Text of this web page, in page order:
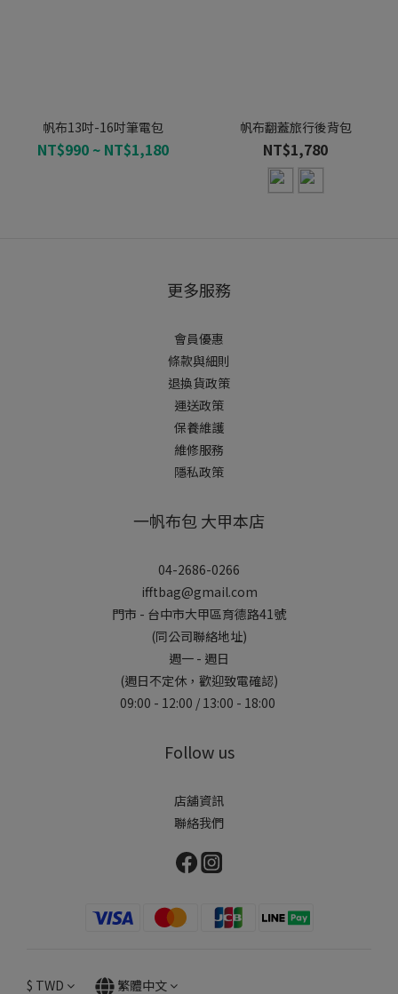
帆布13吋-16吋筆電包
NT$990 ~ NT$1,180
帆布翻蓋旅行後背包
NT$1,780
更多服務
會員優惠
條款與細則
退換貨政策
運送政策
保養維護
維修服務
隱私政策
一帆布包 大甲本店
04-2686-0266
ifftbag@gmail.com
門市 - 台中市大甲區育德路41號
(同公司聯絡地址)
週一 - 週日
(週日不定休，歡迎致電確認)
09:00 - 12:00 / 13:00 - 18:00
Follow us
店舖資訊
聯絡我們
$ TWD 繁體中文